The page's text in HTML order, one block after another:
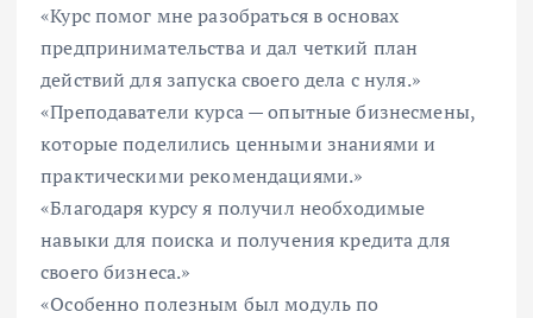
«Курс помог мне разобраться в основах
предпринимательства и дал четкий план
действий для запуска своего дела с нуля.»
«Преподаватели курса — опытные бизнесмены,
которые поделились ценными знаниями и
практическими рекомендациями.»
«Благодаря курсу я получил необходимые
навыки для поиска и получения кредита для
своего бизнеса.»
«Особенно полезным был модуль по